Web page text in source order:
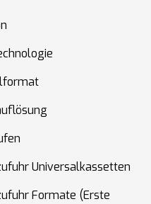
Universalkassetten
Formate (Erste